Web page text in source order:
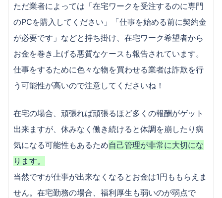
ただ業者によっては「在宅ワークを受注するのに専門
のPCを購入してください」「仕事を始める前に契約金
が必要です」などと持ち掛け、在宅ワーク希望者から
お金を巻き上げる悪質なケースも報告されています。
仕事をするために色々な物を買わせる業者は詐欺を行
う可能性が高いので注意してくださいね！
在宅の場合、頑張れば頑張るほど多くの報酬がゲット
出来ますが、休みなく働き続けると体調を崩したり病
気になる可能性もあるため自己管理が非常に大切にな
ります。
当然ですが仕事が出来なくなるとお金は1円ももらえま
せん。在宅勤務の場合、福利厚生も弱いのが弱点で